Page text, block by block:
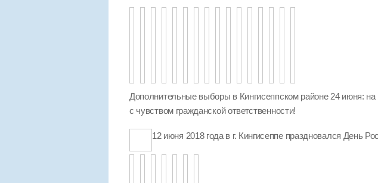
Дополнительные выборы в Кингисеппском районе 24 июня:
с чувством гражданской ответственности!
12 июня 2018 года в г. Кингисеппе праздновался День